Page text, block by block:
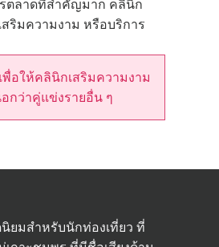
ตลาดที่สำคัญมาก คลินิก
ริมความงาม หรือบริการ
พื่อให้คลินิกเสริมความงาม
กว่าคู่แข่งรายอื่น ๆ
ยมสำหรับนักท่องเที่ยว ที่